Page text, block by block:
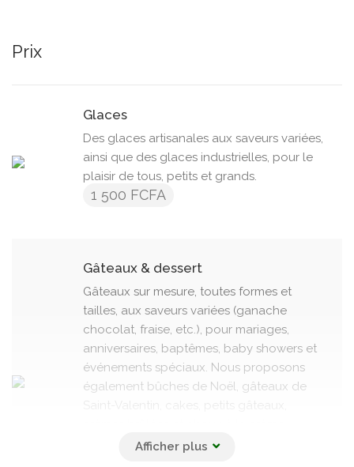
Prix
Glaces
Des glaces artisanales aux saveurs variées,
ainsi que des glaces industrielles, pour le
plaisir de tous, petits et grands.
1 500 FCFA
Gâteaux & dessert
Gâteaux sur mesure, toutes formes et
tailles, aux saveurs variées (ganache
chocolat, fraise, etc.), pour mariages,
anniversaires, baptêmes, baby showers et
événements spéciaux. Nous proposons
également bûches de Noël, gâteaux de
préparés avec soin pour un plaisir